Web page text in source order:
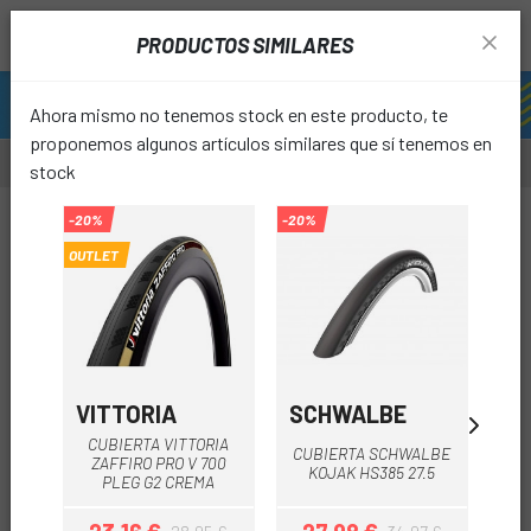
PRODUCTOS SIMILARES
Ahora mismo no tenemos stock en este producto, te
proponemos algunos artículos similares que sí tenemos en
stock
-20%
OUTLET
VITTORIA
CUBIERTA VITTORIA
ZAFFIRO PRO V 700
PLEG G2 CREMA
-20%
SCHWALBE
CUBIERTA SCHWALBE
KOJAK HS385 27.5